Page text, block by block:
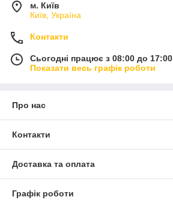
м. Київ
Київ, Україна
Контакти
Сьогодні працює з 08:00 до 17:00
Показати весь графік роботи
Про нас
Контакти
Доставка та оплата
Графік роботи